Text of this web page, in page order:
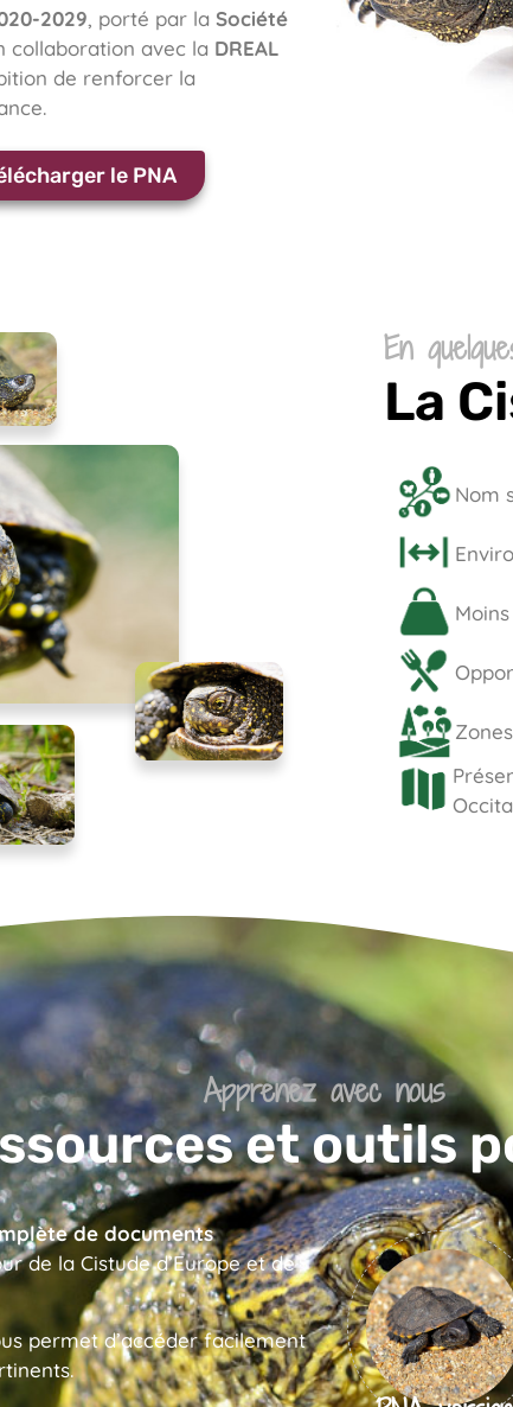
2029, porté par la Société
collaboration avec la DREAL
de renforcer la
le PNA
En
La
Nom
Moins
Apprenez avec nous
et outils
de documents
de la Cistude d’Europe et de
permet d’accéder facilement